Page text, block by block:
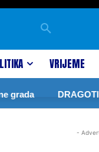
VRIJEME
-